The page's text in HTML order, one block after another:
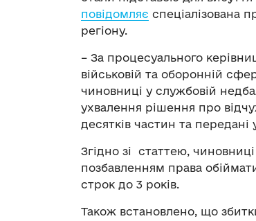
повідомляє спеціалізована
регіону.
– За процесуального
військовій та оборонній
чиновниці у службовій
ухвалення рішення про
десятків частин та передані
Згідно зі статтею,
позбавленням права
строк до 3 років.
Також встановлено, що